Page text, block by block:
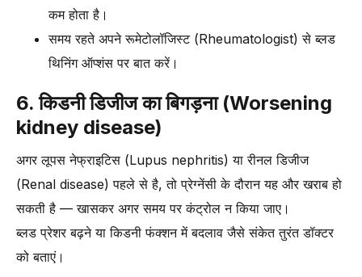
कम होता है।
समय रहते अपने रूमेटोलॉजिस्ट (Rheumatologist) से ब्लड
थिनिंग ऑप्शंस पर बात करें।
6. किडनी डिजीज का बिगड़ना (Worsening
kidney disease)
अगर लूपस नेफ्राइटिस (Lupus nephritis) या रीनल डिजीज
(Renal disease) पहले से है, तो प्रेग्नेंसी के दौरान यह और खराब हो
सकती है — खासकर अगर समय पर कंट्रोल न किया जाए।
ब्लड प्रेशर बढ़ने या किडनी फंक्शन में बदलाव जैसे संकेत तुरंत डॉक्टर
को बताएं।